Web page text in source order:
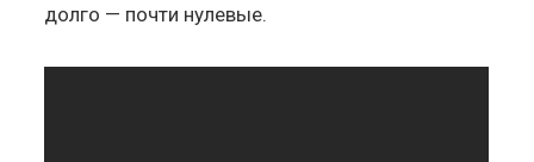
долго — почти нулевые.